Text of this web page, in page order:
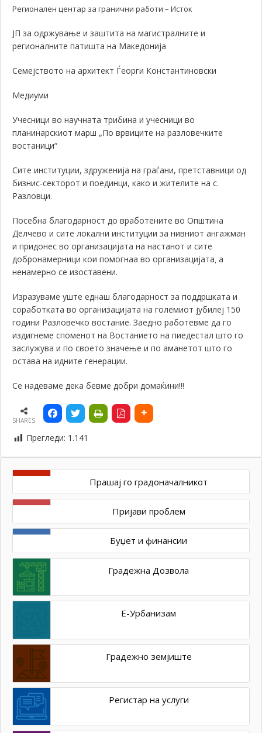
Регионален центар за гранични работи – Исток
ЈП за одржување и заштита на магистралните и
регионалните патишта на Македонија
Семејството на архитект Ѓеорги Константиновски
Медиуми
Учесници во научната трибина и учесници во
планинарскиот марш „По врвиците на разловечките
востаници“
Сите институции, здруженија на граѓани, претставници од
бизнис-секторот и поединци, како и жителите на с.
Разловци.
Посебна благодарност до вработените во Општина
Делчево и сите локални институции за нивниот ангажман
и придонес во организацијата на настанот и сите
добронамерници кои помогнаа во организацијата, а
ненамерно се изоставени.
Изразуваме уште еднаш благодарност за поддршката и
соработката во организацијата на големиот јубилеј 150
години Разловечко востание. Заедно работевме да го
издигнеме споменот на Востанието на пиедестал што го
заслужува и по своето значење и по аманетот што го
остава на идните генерации.
Се надеваме дека бевме добри домаќини!!!
SHARES
Прегледи: 1.141
Прашај го градоначалникот
Пријави проблем
Буџет и финансии
Градежна Дозвола
Е-Урбанизам
Градежно земјиште
Регистар на услуги